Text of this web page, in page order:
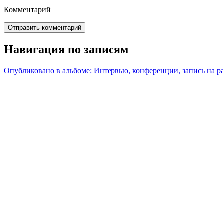
Комментарий
Навигация по записям
Опубликовано в альбоме: Интервью, конференции, запись на